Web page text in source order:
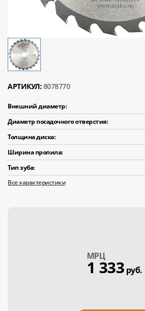
АРТИКУЛ: 8078770
Внешний диаметр:
Диаметр посадочного отверстия:
Толщина диска:
Ширина пропила:
Тип зуба:
Все характеристики
МPЦ
1 333 руб.